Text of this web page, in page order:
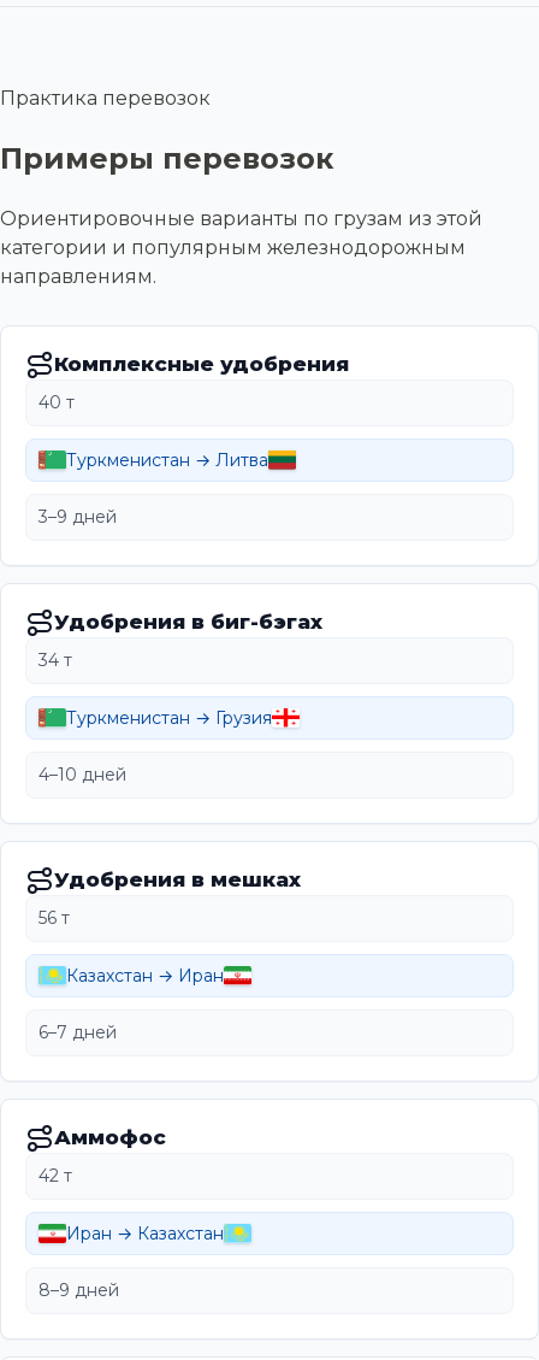
Практика перевозок
Примеры перевозок
Ориентировочные варианты по грузам из этой
категории и популярным железнодорожным
направлениям.
Комплексные удобрения
40 т
Туркменистан → Литва
3–9 дней
Удобрения в биг-бэгах
34 т
Туркменистан → Грузия
4–10 дней
Удобрения в мешках
56 т
Казахстан → Иран
6–7 дней
Аммофос
42 т
Иран → Казахстан
8–9 дней